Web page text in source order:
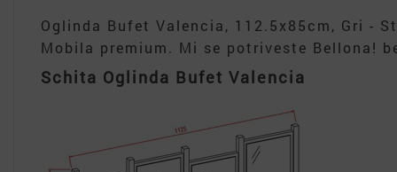
Oglinda Bufet Valencia, 112.5x85cm, Gri -
Mobila premium. Mi se potriveste Bellona!
Schita Oglinda Bufet Valencia